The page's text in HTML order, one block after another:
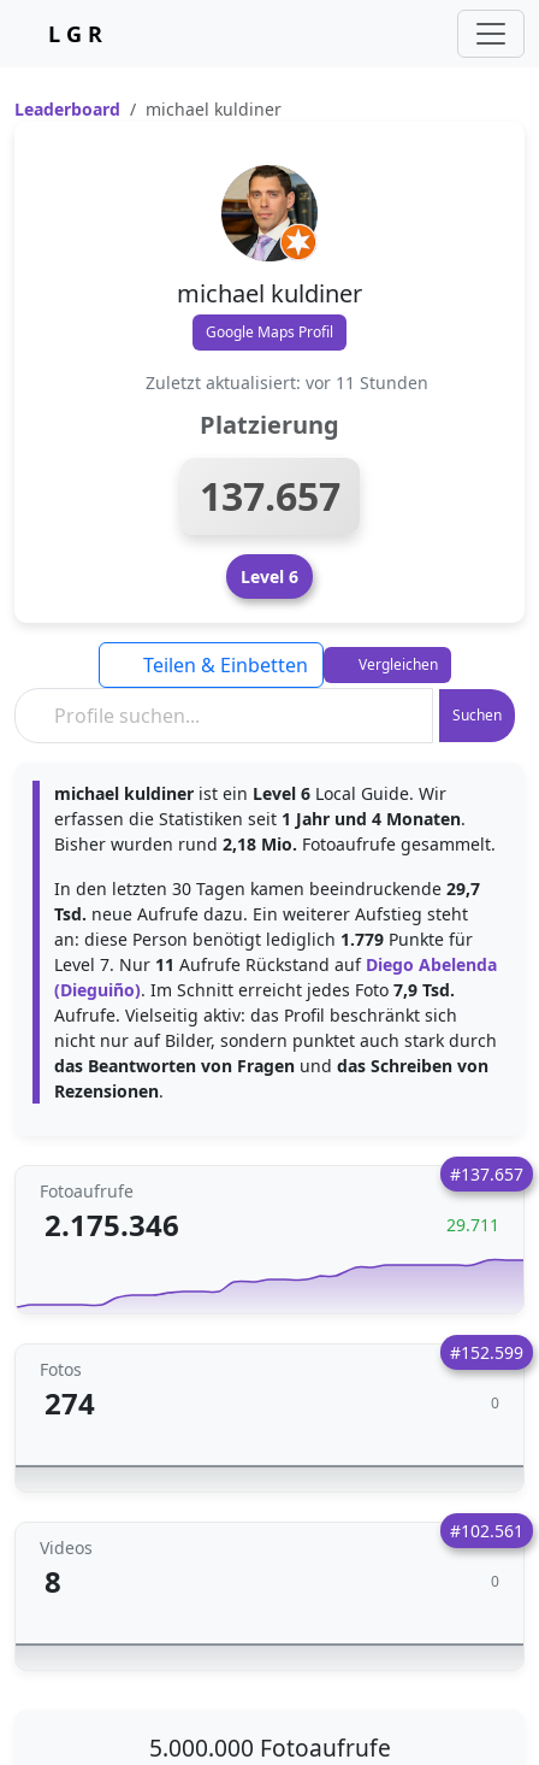
L G R
Leaderboard michael kuldiner
michael kuldiner
Google Maps Profil
Zuletzt aktualisiert: vor 11 Stunden
Platzierung
137.657
Level 6
Suchen
Teilen & Einbetten Vergleichen
michael kuldiner ist ein Level 6 Local Guide. Wir
erfassen die Statistiken seit 1 Jahr und 4 Monaten.
Bisher wurden rund 2,18 Mio. Fotoaufrufe gesammelt.
In den letzten 30 Tagen kamen beeindruckende 29,7
Tsd. neue Aufrufe dazu. Ein weiterer Aufstieg steht
an: diese Person benötigt lediglich 1.779 Punkte für
Level 7. Nur 11 Aufrufe Rückstand auf Diego Abelenda
(Dieguiño). Im Schnitt erreicht jedes Foto 7,9 Tsd.
Aufrufe. Vielseitig aktiv: das Profil beschränkt sich
nicht nur auf Bilder, sondern punktet auch stark durch
das Beantworten von Fragen und das Schreiben von
Rezensionen.
#137.657
Fotoaufrufe
2.175.346 29.711
#152.599
Fotos
274 0
#102.561
Videos
8 0
5.000.000 Fotoaufrufe